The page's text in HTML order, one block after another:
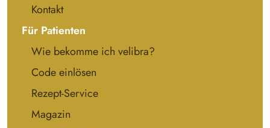
Kontakt
Für Patienten
Wie bekomme ich velibra?
Code einlösen
Rezept-Service
Magazin